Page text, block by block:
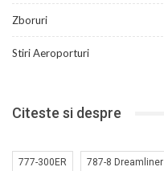
Zboruri
Stiri Aeroporturi
Citeste si despre
777-300ER 787-8 Dreamliner